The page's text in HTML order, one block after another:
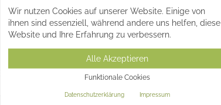
und der Schweiz
Wir nutzen Cookies auf unserer Website. Einige von
ihnen sind essenziell, während andere uns helfen, diese
Website und Ihre Erfahrung zu verbessern.
Alle Akzeptieren
Funktionale Cookies
Datenschutzerklärung Impressum